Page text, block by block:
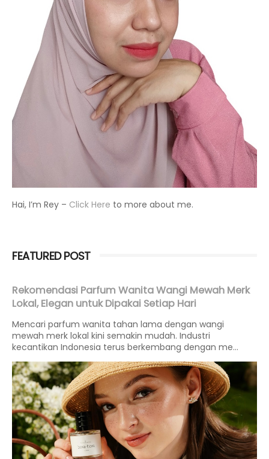
Hai, I’m Rey – Click Here to more about me.
FEATURED POST
Rekomendasi Parfum Wanita Wangi Mewah Merk
Lokal, Elegan untuk Dipakai Setiap Hari
Mencari parfum wanita tahan lama dengan wangi
mewah merk lokal kini semakin mudah. Industri
kecantikan Indonesia terus berkembang dengan me...